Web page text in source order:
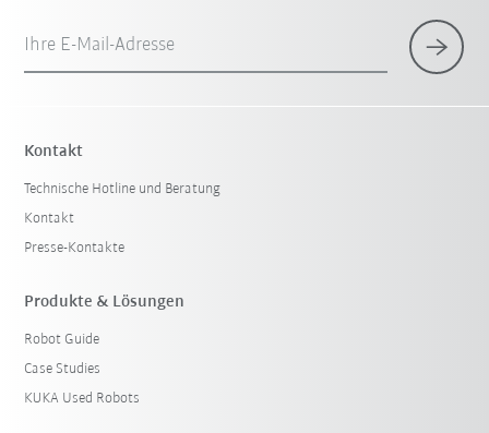
Ihre E-Mail-Adresse
Kontakt
Technische Hotline und Beratung
Kontakt
Presse-Kontakte
Produkte & Lösungen
Robot Guide
Case Studies
KUKA Used Robots